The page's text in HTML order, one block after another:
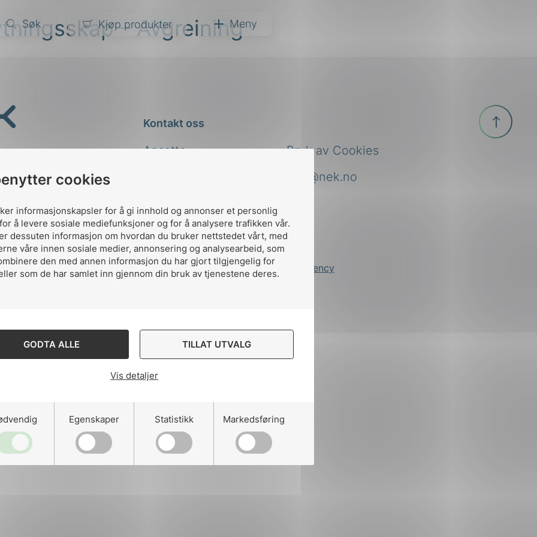
cookies
informasjonskapsler for å gi innhold og annonser et personlig
å levere sosiale mediefunksjoner og for å analysere trafikken vår.
dessuten informasjon om hvordan du bruker nettstedet vårt, med
våre innen sosiale medier, annonsering og analysearbeid, som
den med annen informasjon du har gjort tilgjengelig for
som de har samlet inn gjennom din bruk av tjenestene deres.
GODTA ALLE TILLAT UTVALG
Vis detaljer
Egenskaper Statistikk Markedsføring
Søk Kjøp produkter Meny
– Avgreining
Kontakt oss
Ansatte
nek@nek.no
Bruk av Cookies
Designed and developed by Stem Agency
Til
toppen